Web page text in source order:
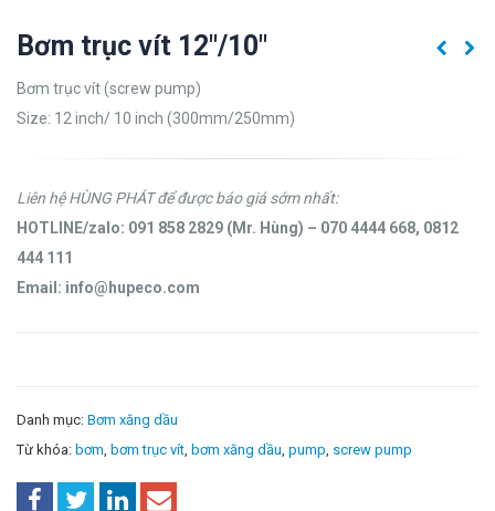
Bơm trục vít 12″/10″
Bơm trục vít (screw pump)
Size: 12 inch/ 10 inch (300mm/250mm)
Liên hệ HÙNG PHÁT để được báo giá sớm nhất:
HOTLINE/zalo: 091 858 2829 (Mr. Hùng) – 070 4444 668, 0812
444 111
Email: info@hupeco.com
Danh mục: Bơm xăng dầu
Từ khóa: bơm bơm trục vít bơm xăng dầu pump screw pump